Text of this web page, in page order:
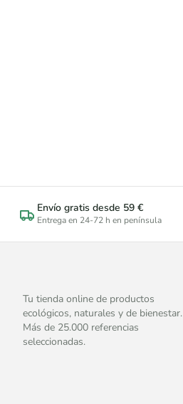
Envío gratis desde 59 €
Entrega en 24-72 h en península
Tu tienda online de productos
ecológicos, naturales y de bienestar.
Más de 25.000 referencias
seleccionadas.